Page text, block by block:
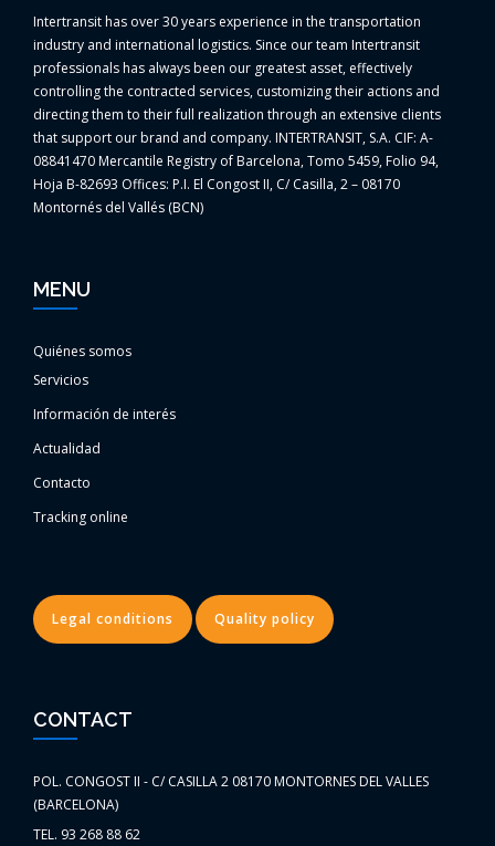
Intertransit has over 30 years experience in the transportation
industry and international logistics. Since our team Intertransit
professionals has always been our greatest asset, effectively
controlling the contracted services, customizing their actions and
directing them to their full realization through an extensive clients
that support our brand and company. INTERTRANSIT, S.A. CIF: A-
08841470 Mercantile Registry of Barcelona, Tomo 5459, Folio 94,
Hoja B-82693 Offices: P.I. El Congost II, C/ Casilla, 2 – 08170
Montornés del Vallés (BCN)
MENU
Quiénes somos
Servicios
Información de interés
Actualidad
Contacto
Tracking online
Legal conditions Quality policy
CONTACT
POL. CONGOST II - C/ CASILLA 2 08170 MONTORNES DEL VALLES
(BARCELONA)
TEL. 93 268 88 62